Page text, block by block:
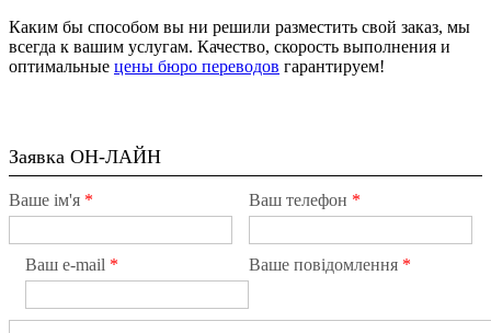
Каким бы способом вы ни решили разместить свой заказ, мы
всегда к вашим услугам. Качество, скорость выполнения и
оптимальные цены бюро переводов гарантируем!
Заявка ОН-ЛАЙН
Ваше ім'я * Ваш телефон *
Ваш e-mail * Ваше повідомлення *